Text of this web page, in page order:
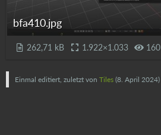
bfa410.jpg
262,71 kB 1.922×1.033 160
Einmal editiert, zuletzt von Tiles (8. April 2024)